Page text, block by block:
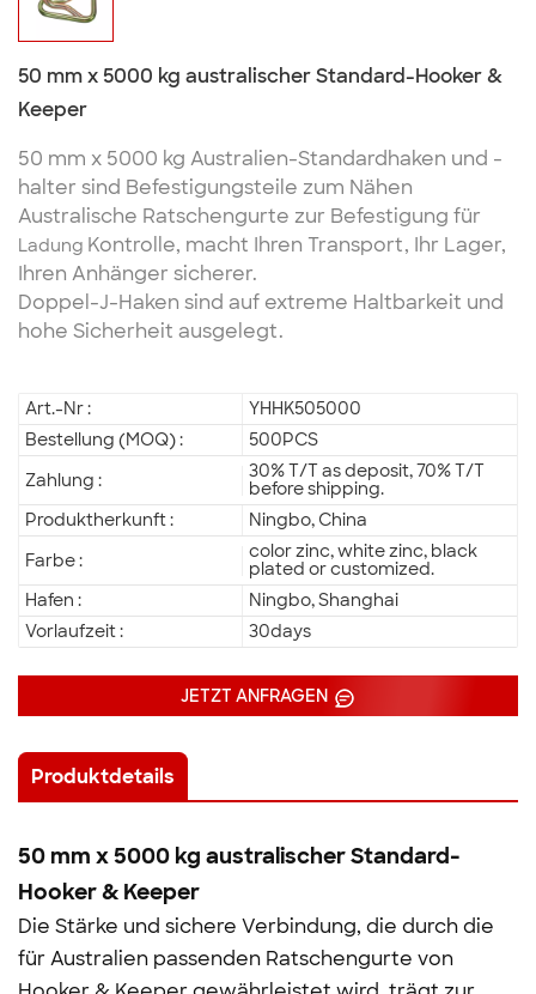
50 mm x 5000 kg australischer Standard-Hooker &
Keeper
50 mm x 5000 kg Australien-Standardhaken und -
halter sind Befestigungsteile zum Nähen
Australische Ratschengurte zur Befestigung für
Ladung Kontrolle, macht Ihren Transport, Ihr Lager,
Ihren Anhänger sicherer.
Doppel-J-Haken sind auf extreme Haltbarkeit und
hohe Sicherheit ausgelegt.
Art.-Nr :
YHHK505000
Bestellung (MOQ) :
500PCS
Zahlung :
30% T/T as deposit, 70% T/T
before shipping.
Produktherkunft :
Ningbo, China
Farbe :
color zinc, white zinc, black
plated or customized.
Hafen :
Ningbo, Shanghai
Vorlaufzeit :
30days
JETZT ANFRAGEN
Produktdetails
50 mm x 5000 kg australischer Standard-
Hooker & Keeper
Die Stärke und sichere Verbindung, die durch die
für Australien passenden Ratschengurte von